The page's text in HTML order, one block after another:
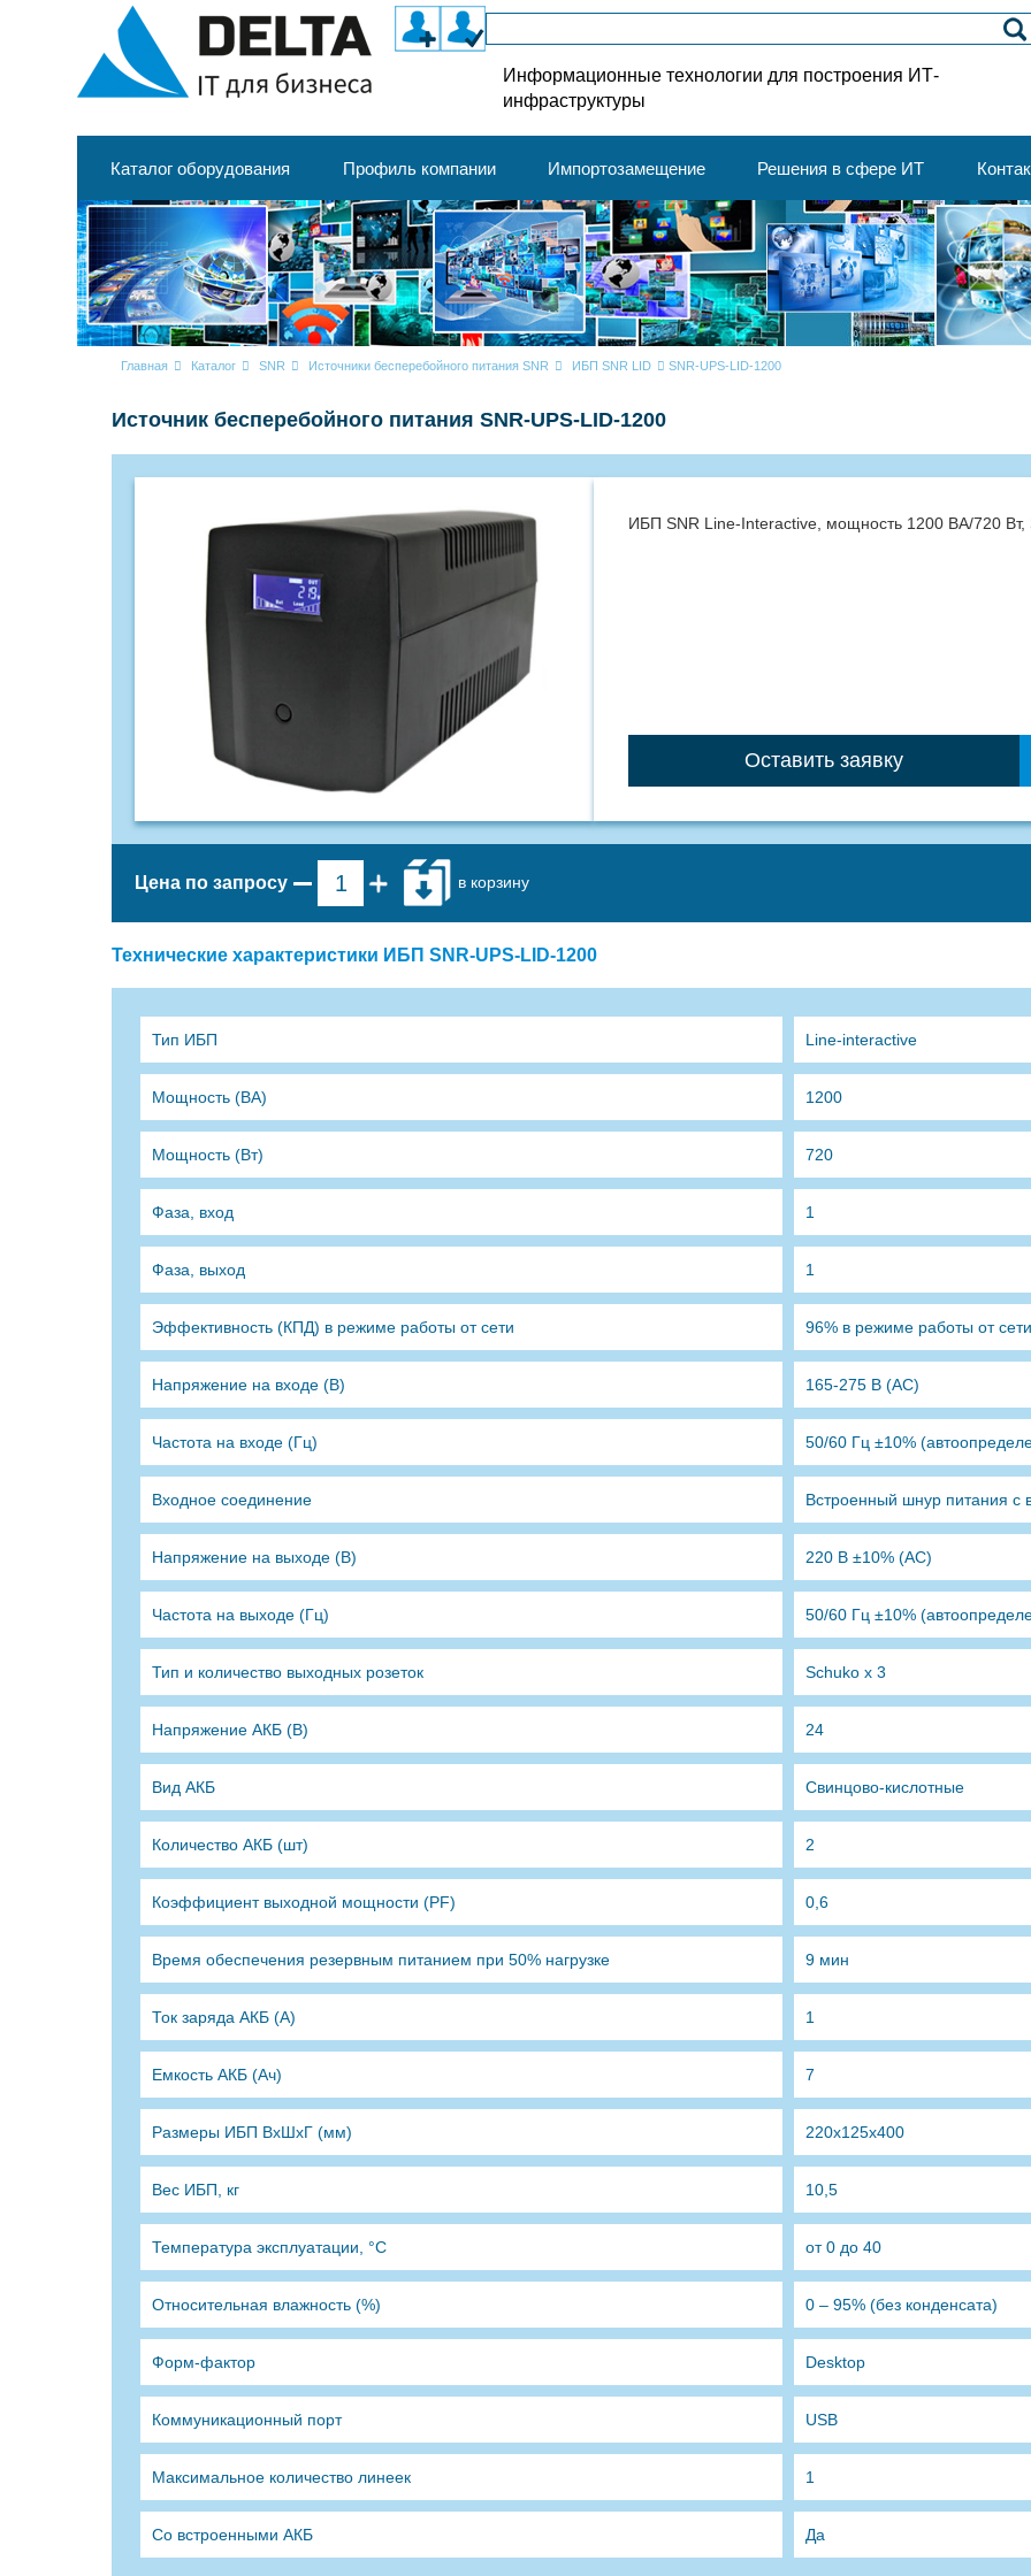
Информационные технологии для построения ИТ-
инфраструктуры
Каталог оборудования Профиль компании Импортозамещение Решения в сфере ИТ
Главная Каталог SNR Источники бесперебойного питания SNR ИБП SNR LID SNR-UPS-LID-1200
Источник бесперебойного питания SNR-UPS-LID-1200
ИБП SNR Line-Interactive, мощность 1200 ВА/720 Вт,
Оставить заявку
Цена по запросу в корзину
Технические характеристики ИБП SNR-UPS-LID-1200
Тип ИБП Line-interactive
Мощность (ВА) 1200
Мощность (Вт) 720
Фаза, вход 1
Фаза, выход 1
Эффективность (КПД) в режиме работы от сети 96% в режиме работы от
Напряжение на входе (В) 165-275 В (AC)
Частота на входе (Гц) 50/60 Гц ±10%
Входное соединение Встроенный шнур питания с
Напряжение на выходе (В) 220 В ±10% (AC)
Частота на выходе (Гц) 50/60 Гц ±10%
Тип и количество выходных розеток Schuko x 3
Напряжение АКБ (В) 24
Вид АКБ Свинцово-кислотные
Количество АКБ (шт) 2
Коэффициент выходной мощности (PF) 0,6
Время обеспечения резервным питанием при 50% нагрузке 9 мин
Ток заряда АКБ (А) 1
Емкость АКБ (Ач) 7
Размеры ИБП ВхШхГ (мм) 220x125x400
Вес ИБП, кг 10,5
Температура эксплуатации, °C от 0 до 40
Относительная влажность (%) 0 – 95% (без конденсата)
Форм-фактор Desktop
Коммуникационный порт USB
Максимальное количество линеек 1
Со встроенными АКБ Да